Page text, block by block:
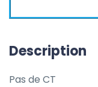
Description
Pas de CT